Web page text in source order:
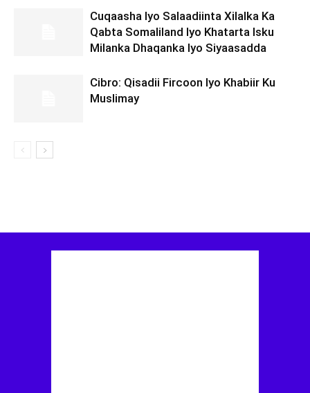
Cuqaasha Iyo Salaadiinta Xilalka Ka
Qabta Somaliland Iyo Khatarta Isku
Milanka Dhaqanka Iyo Siyaasadda
Cibro: Qisadii Fircoon Iyo Khabiir Ku
Muslimay